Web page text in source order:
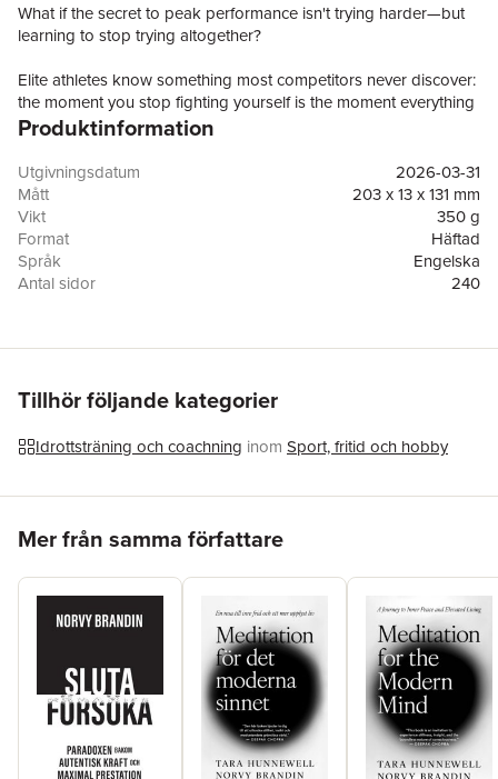
What if the secret to peak performance isn't trying harder—but
learning to stop trying altogether?
Elite athletes know something most competitors never discover:
the moment you stop fighting yourself is the moment everything
clicks. The doubt quiets. The body takes over. Performance
The Swedes call it Bara åk—just go. No hesitation. No
overthinking. Full commitment.
In Stop Trying, Norvy Brandin reveals the mental training system
that separates good athletes from great ones. Drawing on
practical approach: stop building more mental machinery and
This isn't another book about grinding harder. It's an invitation
to discover what emerges when you get out of your own way.
Produktinformation
Utgivningsdatum
2026-03-31
Mått
203 x 13 x 131 mm
Vikt
350 g
Format
Häftad
Språk
Engelska
Antal sidor
240
Tillhör följande kategorier
Idrottsträning och coachning inom Sport, fritid och hobby
Mer från samma författare